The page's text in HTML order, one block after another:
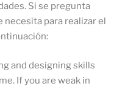
Si se pregunta
necesita para realizar el
and designing skills
If you are weak in